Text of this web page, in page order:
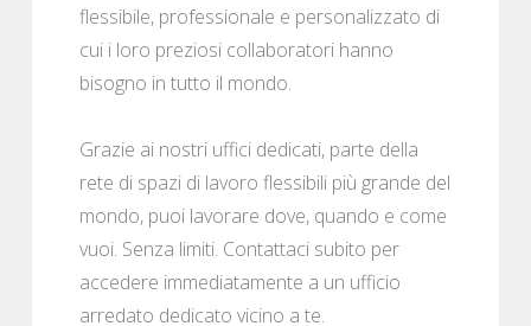
flessibile, professionale e personalizzato di
cui i loro preziosi collaboratori hanno
bisogno in tutto il mondo.
Grazie ai nostri uffici dedicati, parte della
rete di spazi di lavoro flessibili più grande del
mondo, puoi lavorare dove, quando e come
vuoi. Senza limiti. Contattaci subito per
accedere immediatamente a un ufficio
arredato dedicato vicino a te.